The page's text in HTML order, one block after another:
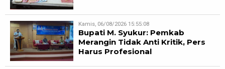
Kamis, 06/08/2026 15:55:08
Bupati M. Syukur: Pemkab
Merangin Tidak Anti Kritik, Pers
Harus Profesional